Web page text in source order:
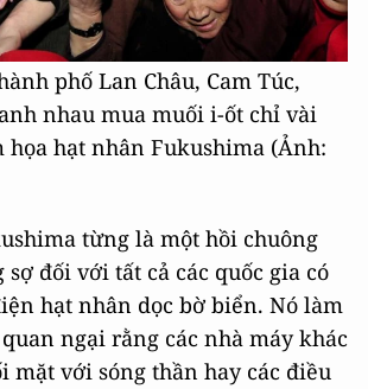
phố Lan Châu, Cam Túc,
nhau mua muối i-ốt chỉ vài
họa hạt nhân Fukushima (Ảnh:
từng là một hồi chuông
sợ đối với tất cả các quốc gia có
hạt nhân dọc bờ biển. Nó làm
ngại rằng các nhà máy khác
mặt với sóng thần hay các điều